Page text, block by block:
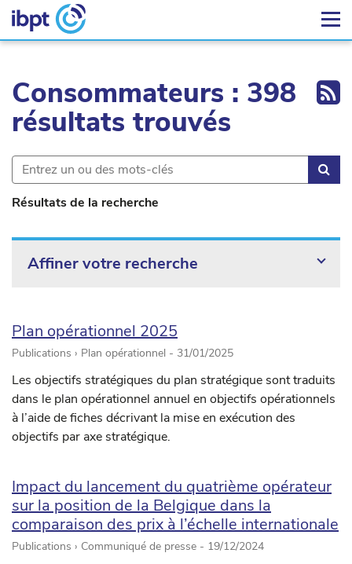
Consommateurs : 398
résultats trouvés
Résultats de la recherche
Affiner votre recherche
Plan opérationnel 2025
Publications › Plan opérationnel - 31/01/2025
Les objectifs stratégiques du plan stratégique sont traduits
dans le plan opérationnel annuel en objectifs opérationnels
à l’aide de fiches décrivant la mise en exécution des
objectifs par axe stratégique.
Impact du lancement du quatrième opérateur
sur la position de la Belgique dans la
comparaison des prix à l’échelle internationale
Publications › Communiqué de presse - 19/12/2024